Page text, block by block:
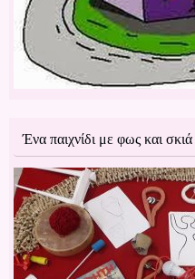
Ένα παιχνίδι με φως και σκιά